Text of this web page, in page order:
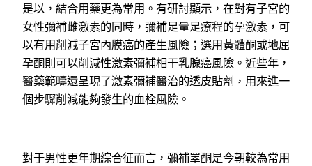
是以，結合用藥更為常用。有研討顯示，在對有子宮的
女性彌補雌激素的同時，彌補足量足療程的孕激素，可
以有用削減子宮內膜癌的產生風險；選用黃體酮或地屈
孕酮則可以削減性激素彌補相干乳腺癌風險。近些年，
醫藥範疇還呈現了激素彌補醫治的透皮貼劑，用來進一
個步驟削減能夠發生的血栓風險。
對于男性更年期綜合征而言，彌補睪酮是今朝較為常用